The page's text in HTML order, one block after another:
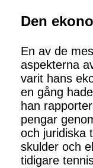
Den
En av de
aspekterna
varit hans
en gång
han
pengar
och juridiska
skulder och
tidigare